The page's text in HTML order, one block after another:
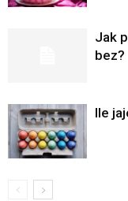
Jak
bez?
Ile